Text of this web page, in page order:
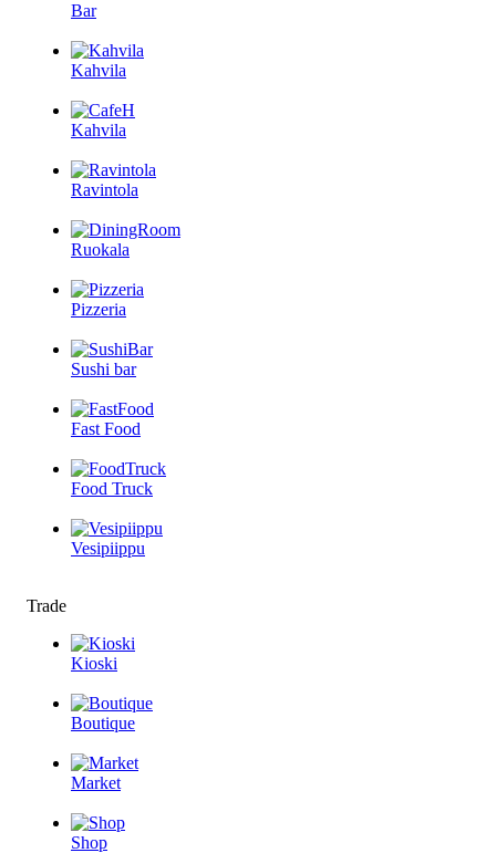
Bar
Kahvila
Kahvila
Ravintola
Ruokala
Pizzeria
Sushi bar
Fast Food
Food Truck
Vesipiippu
Trade
Kioski
Boutique
Market
Shop